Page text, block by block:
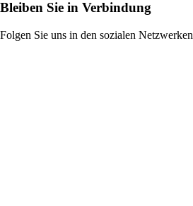
Bleiben Sie in Verbindung
Folgen Sie uns in den sozialen Netzwerken